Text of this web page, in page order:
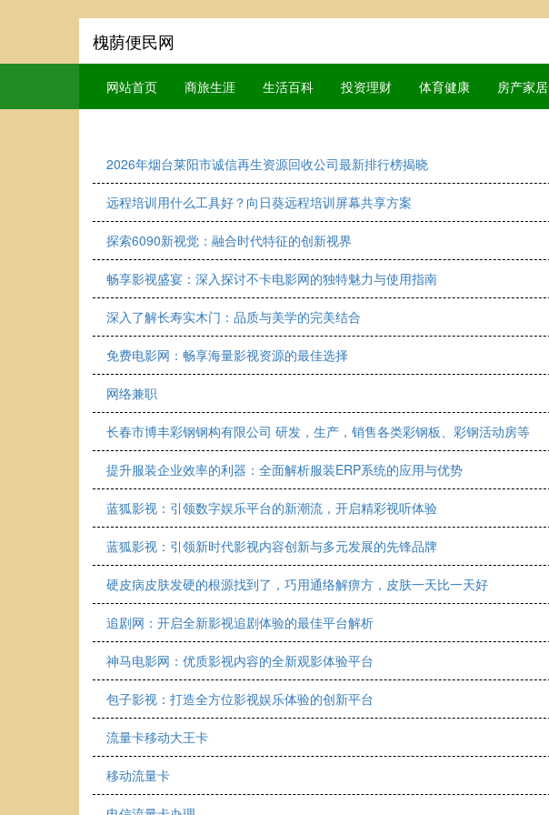
槐荫便民网
网站首页 商旅生涯 生活百科 投资理财 体育健康 房产家居
2026年烟台莱阳市诚信再生资源回收公司最新排行榜揭晓
远程培训用什么工具好？向日葵远程培训屏幕共享方案
探索6090新视觉：融合时代特征的创新视界
畅享影视盛宴：深入探讨不卡电影网的独特魅力与使用指南
深入了解长寿实木门：品质与美学的完美结合
免费电影网：畅享海量影视资源的最佳选择
网络兼职
长春市博丰彩钢钢构有限公司 研发，生产，销售各类彩钢板、彩钢活动房等
提升服装企业效率的利器：全面解析服装ERP系统的应用与优势
蓝狐影视：引领数字娱乐平台的新潮流，开启精彩视听体验
蓝狐影视：引领新时代影视内容创新与多元发展的先锋品牌
硬皮病皮肤发硬的根源找到了，巧用通络解痹方，皮肤一天比一天好
追剧网：开启全新影视追剧体验的最佳平台解析
神马电影网：优质影视内容的全新观影体验平台
包子影视：打造全方位影视娱乐体验的创新平台
流量卡移动大王卡
移动流量卡